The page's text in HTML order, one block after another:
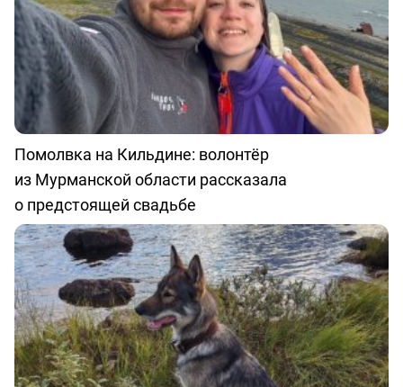
Помолвка на Кильдине: волонтёр
из Мурманской области рассказала
о предстоящей свадьбе